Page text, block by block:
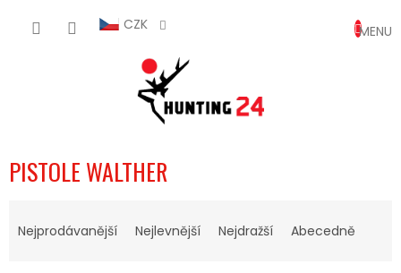
CZK
KOŠÍK
PISTOLE WALTHER
Nejprodávanější Nejlevnější Nejdražší Abecedně